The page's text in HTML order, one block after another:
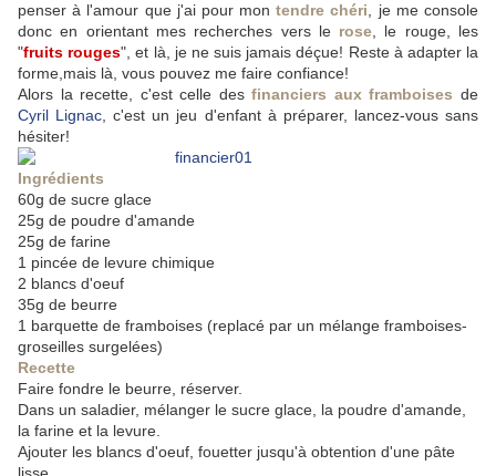
penser à l'amour que j'ai pour montendre chéri , je me console
donc en orientant mes recherches vers le rose , le rouge, les
"fruits rouges", et là, je ne suis jamais déçue! Reste à adapter la
forme,mais là, vous pouvez me faire confiance!
Alors la recette, c'est celle desfinanciers aux framboises de
Cyril Lignac , c'est un jeu d'enfant à préparer, lancez-vous sans
hésiter!
Ingrédients
60g de sucre glace
25g de poudre d'amande
25g de farine
1 pincée de levure chimique
2 blancs d'oeuf
35g de beurre
1 barquette de framboises (replacé par un mélange framboises-
groseilles surgelées)
Recette
Faire fondre le beurre, réserver.
Dans un saladier, mélanger le sucre glace, la poudre d'amande,
la farine et la levure.
Ajouter les blancs d'oeuf, fouetter jusqu'à obtention d'une pâte